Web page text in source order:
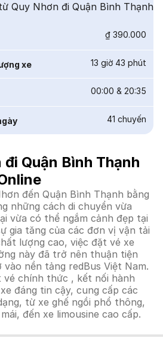
Quy Nhơn đi Quận Bình Thạnh
₫ 390.000
xe 13 giờ 43 phút
00:00 & 20:35
41 chuyến
Quận Bình Thạnh
đến Quận Bình Thạnh bằng
những cách di chuyển vừa
vừa có thể ngắm cảnh đẹp tại
gia tăng của các đơn vị vận tải
lượng cao, việc đặt vé xe
này đã trở nên thuận tiện
nền tảng redBus Việt Nam.
vé chính thức , kết nối hành
đáng tin cậy, cung cấp các
từ xe ghế ngồi phổ thông,
đến xe limousine cao cấp.